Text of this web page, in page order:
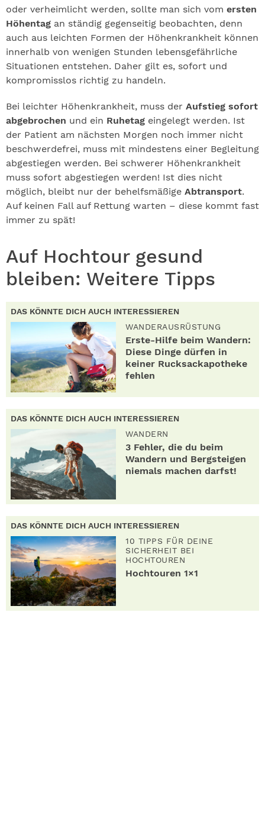
oder verheimlicht werden, sollte man sich vom ersten
Höhentag an ständig gegenseitig beobachten, denn
auch aus leichten Formen der Höhenkrankheit können
innerhalb von wenigen Stunden lebensgefährliche
Situationen entstehen. Daher gilt es, sofort und
kompromisslos richtig zu handeln.
Bei leichter Höhenkrankheit, muss der Aufstieg sofort
abgebrochen und ein Ruhetag eingelegt werden. Ist
der Patient am nächsten Morgen noch immer nicht
beschwerdefrei, muss mit mindestens einer Begleitung
abgestiegen werden. Bei schwerer Höhenkrankheit
muss sofort abgestiegen werden! Ist dies nicht
möglich, bleibt nur der behelfsmäßige Abtransport.
Auf keinen Fall auf Rettung warten – diese kommt fast
immer zu spät!
Auf Hochtour gesund
bleiben: Weitere Tipps
DAS KÖNNTE DICH AUCH INTERESSIEREN
WANDERAUSRÜSTUNG
Erste-Hilfe beim Wandern:
Diese Dinge dürfen in
keiner Rucksackapotheke
fehlen
DAS KÖNNTE DICH AUCH INTERESSIEREN
WANDERN
3 Fehler, die du beim
Wandern und Bergsteigen
niemals machen darfst!
DAS KÖNNTE DICH AUCH INTERESSIEREN
10 TIPPS FÜR DEINE
SICHERHEIT BEI
HOCHTOUREN
Hochtouren 1×1